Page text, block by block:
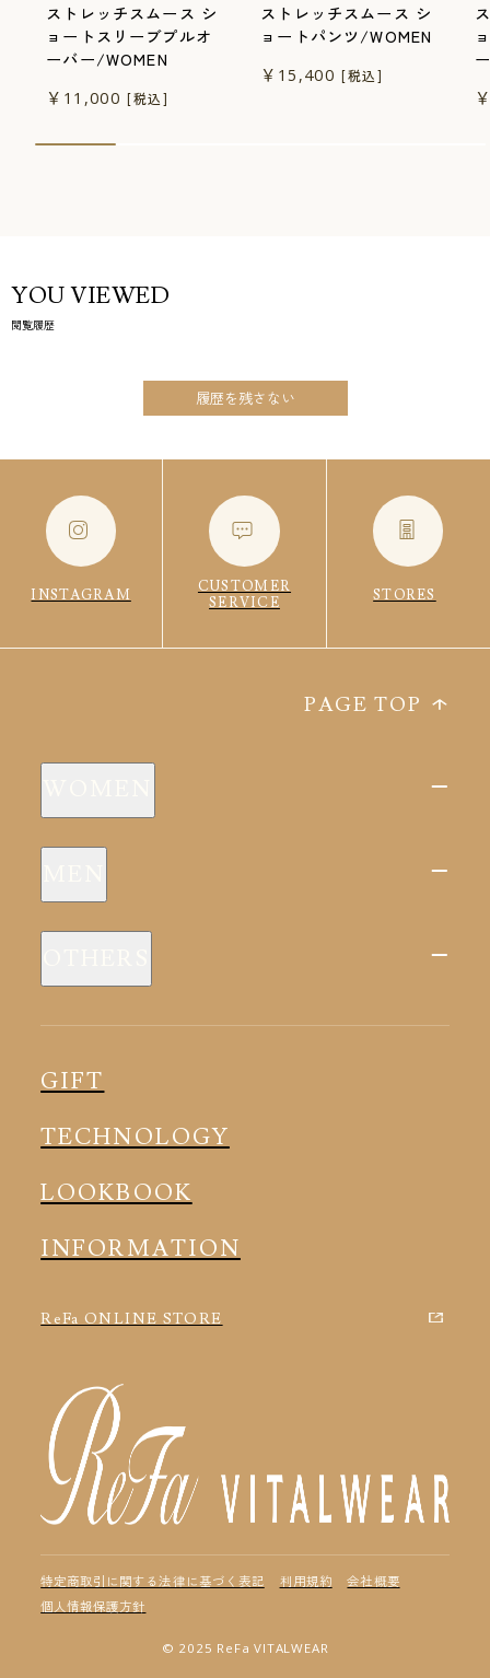
ストレッチスムース シ
ョートスリーブプルオ
ーバー/WOMEN
￥11,000 [税込]
ストレッチスムース シ
ョートパンツ/WOMEN
￥15,400 [税込]
YOU VIEWED
閲覧履歴
履歴を残さない
INSTAGRAM
CUSTOMER
SERVICE
STORES
PAGE TOP
新商品
スリープウェア
ルームウェア
アクセサリー
新商品
全ての商品
スリープウェア
ルームウェア
アクセサリー
GIFT
TECHNOLOGY
LOOKBOOK
INFORMATION
ReFa ONLINE STORE
特定商取引に関する法律に基づく表記 利用規約
会社概要
個人情報保護方針
© 2025 ReFa VITALWEAR